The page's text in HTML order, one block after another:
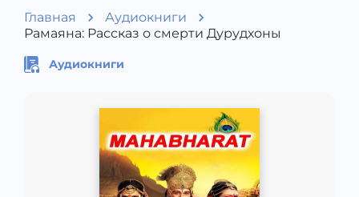
Главная
Аудиокниги
Рамаяна: Рассказ о смерти Дурудхоны
Аудиокниги